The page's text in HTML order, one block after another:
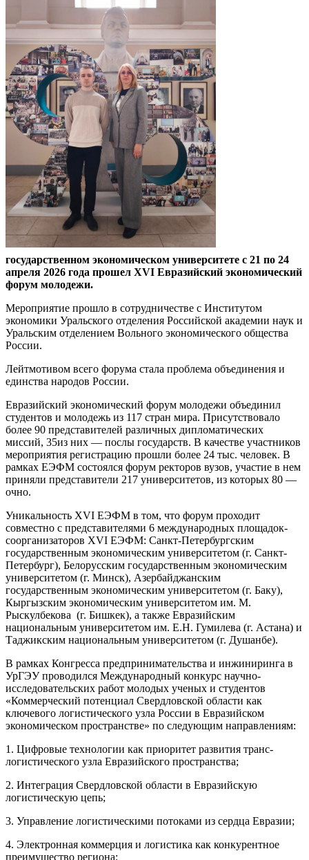
государственном экономическом университете с 21 по 24
апреля 2026 года прошел XVI Евразийский экономический
форум молодежи.
Мероприятие прошло в сотрудничестве с Институтом
экономики Уральского отделения Российской академии наук и
Уральским отделением Вольного экономического общества
России.
Лейтмотивом всего форума стала проблема объединения и
единства народов России.
Евразийский экономический форум молодежи объединил
студентов и молодежь из 117 стран мира. Присутствовало
более 90 представителей различных дипломатических
миссий, 35из них — послы государств. В качестве участников
мероприятия регистрацию прошли более 24 тыс. человек. В
рамках ЕЭФМ состоялся форум ректоров вузов, участие в нем
приняли представители 217 университетов, из которых 80 —
очно.
Уникальность XVI ЕЭФМ в том, что форум проходит
совместно с представителями 6 международных площадок-
соорганизаторов XVI ЕЭФМ: Санкт-Петербургским
государственным экономическим университетом (г. Санкт-
Петербург), Белорусским государственным экономическим
университетом (г. Минск), Азербайджанским
государственным экономическим университетом (г. Баку),
Кыргызским экономическим университетом им. М.
Рыскулбекова (г. Бишкек), а также Евразийским
национальным университетом им. Е.Н. Гумилева (г. Астана) и
Таджикским национальным университетом (г. Душанбе).
В рамках Конгресса предпринимательства и инжиниринга в
УрГЭУ проводился Международный конкурс научно-
исследовательских работ молодых ученых и студентов
«Коммерческий потенциал Свердловской области как
ключевого логистического узла России в Евразийском
экономическом пространстве» по следующим направлениям:
1. Цифровые технологии как приоритет развития транс-
логистического узла Евразийского пространства;
2. Интеграция Свердловской области в Евразийскую
логистическую цепь;
3. Управление логистическими потоками из сердца Евразии;
4. Электронная коммерция и логистика как конкурентное
преимущество региона;